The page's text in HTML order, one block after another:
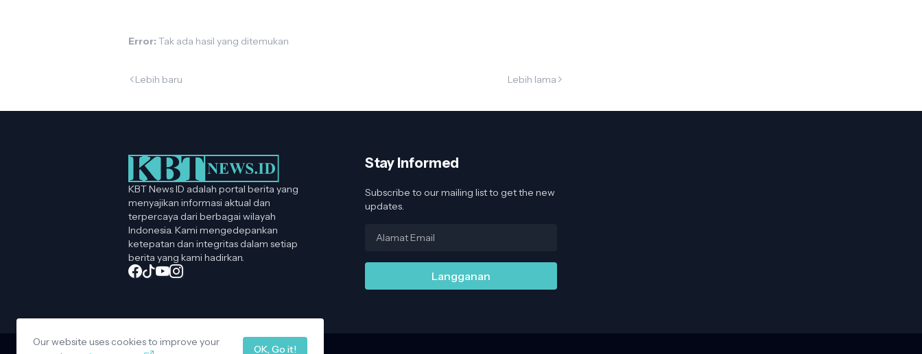
Error: Tak ada hasil yang ditemukan
Lebih baru Lebih lama
KBT News ID adalah portal berita yang
menyajikan informasi aktual dan
terpercaya dari berbagai wilayah
Indonesia. Kami mengedepankan
ketepatan dan integritas dalam setiap
berita yang kami hadirkan.
Stay Informed
Subscribe to our mailing list to get the new
updates.
Our website uses cookies to improve your
OK, Go it!